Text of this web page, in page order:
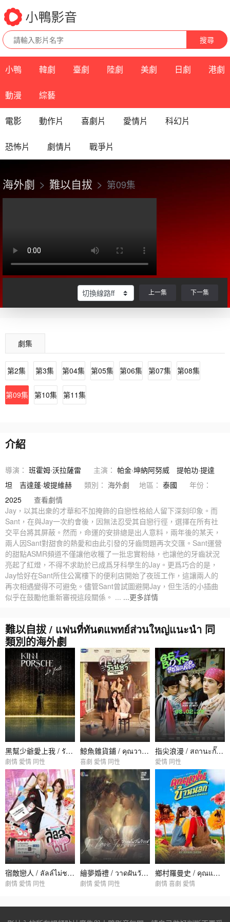
搜尋
小鴨 韓劇 臺劇 陸劇 美劇 日劇 港劇
動漫 綜藝
電影 動作片 喜劇片 愛情片 科幻片
恐怖片 劇情片 戰爭片
海外劇 難以自拔 第09集
上一集 下一集
劇集
第2集 第3集 第04集 第05集 第06集 第07集 第08集
第09集 第10集 第11集
介紹
導演： 班霍姆·沃拉薩雷 主演： 帕金·坤納阿努威
提帕功·提達
坦
吉達蓬·坡提維赫 類別： 海外劇 地區： 泰國
年份：
2025
查看劇情
Jay，以其出衆的才華和不加掩飾的自戀性格給人留下深刻印象。而
Sant，在與Jay一次約會後，因無法忍受其自戀行徑，選擇在所有社
交平台將其屏蔽。然而，命運的安排總是出人意料，兩年後的某天，
兩人因Sant對甜食的熱愛和由此引發的牙齒問題再次交匯。Sant運營
的甜點ASMR頻道不僅讓他收穫了一批忠實粉絲，也讓他的牙齒狀況
亮起了紅燈，不得不求助於已成爲牙科學生的Jay。更爲巧合的是，
Jay恰好在Sant所住公寓樓下的便利店開始了夜班工作，這讓兩人的
再次相遇變得不可避免。儘管Sant曾試圖避開Jay，但生活的小插曲
似乎在鼓勵他重新審視這段關係。 ... ...更多詳情
難以自拔 / แฟนที่ทันตแพทย์ส่วนใหญ่แนะนำ 同
類別的海外劇
黑幫少爺愛上我 / รักโครตร้ายสุดท้ายโครตรัก
劇情 愛情 同性
鯨魚雜貨鋪 / คุณวาฬร้านชำ
喜劇 愛情 同性
指尖浪漫 / สถานะกั๊กใจ
愛情 同性
宿敵戀人 / ลัลล์ไม่ชอบไวน์
劇情 愛情 同性
繪夢婚禮 / วาดฝันวันวิวาห์
劇情 愛情 同性
鄉村羅曼史 / คุณแฟนบ้านนอก
劇情 喜劇 愛情